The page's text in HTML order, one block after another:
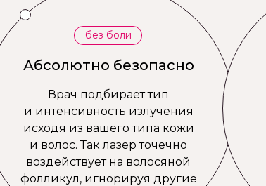
Абсолютно безопасно
Врач подбирает тип
и интенсивность излучения
исходя из вашего типа кожи
и волос. Так лазер точечно
воздействует на волосяной
фолликул, игнорируя другие
без боли